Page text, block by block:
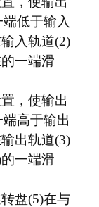
低于输入
入轨道(2)
一端滑
，使输出
高于输出
出轨道(3)
一端滑
盘(5)在与